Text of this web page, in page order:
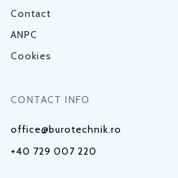
Contact
ANPC
Cookies
CONTACT INFO
office@burotechnik.ro
+40 729 007 220